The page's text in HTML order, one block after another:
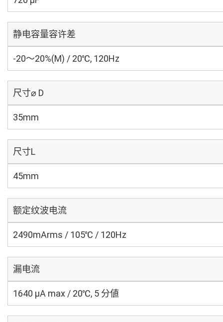
静电容量容许差
-20～20%(M) / 20℃, 120Hz
尺寸⌀ D
35mm
尺寸L
45mm
额定纹波电流
2490mArms / 105℃ / 120Hz
漏电流
1640 μA max / 20℃, 5 分値